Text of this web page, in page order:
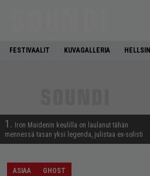
FESTIVAALIT KUVAGALLERIA
1.
Iron Maidenin keulilla on laulanut tähän
mennessä tasan yksi legenda, julistaa ex-solisti
ASIAA GHOST